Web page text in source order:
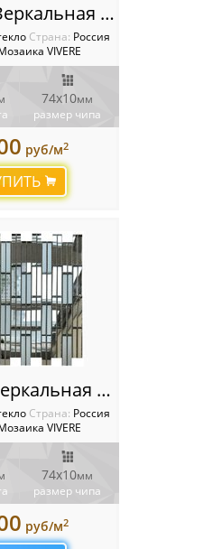
MD74-3 Зеркальная мозаика VIVERE PINO
Cтрана: Россия
VIVERE
74х10мм
размер чипа
руб/м2
SM74-8 Зеркальная мозаика VIVERE PINO
Cтрана: Россия
VIVERE
74х10мм
размер чипа
руб/м2